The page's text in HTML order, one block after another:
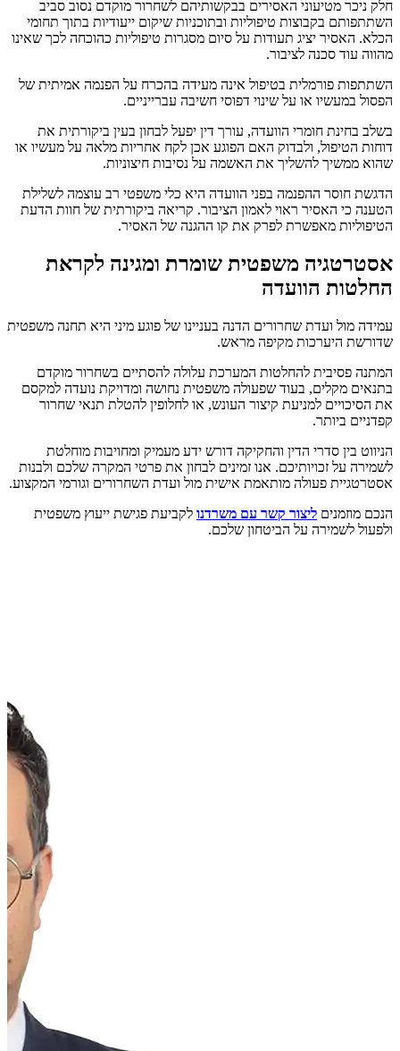
חלק ניכר מטיעוני האסירים בבקשותיהם לשחרור מוקדם נסוב סביב
השתתפותם בקבוצות טיפוליות ובתוכניות שיקום ייעודיות בתוך תחומי
הכלא. האסיר יציג תעודות על סיום מסגרות טיפוליות כהוכחה לכך שאינו
מהווה עוד סכנה לציבור.
השתתפות פורמלית בטיפול אינה מעידה בהכרח על הפנמה אמיתית של
הפסול במעשיו או על שינוי דפוסי חשיבה עברייניים.
בשלב בחינת חומרי הוועדה, עורך דין יפעל לבחון בעין ביקורתית את
דוחות הטיפול, ולבדוק האם הפוגע אכן לקח אחריות מלאה על מעשיו או
שהוא ממשיך להשליך את האשמה על נסיבות חיצוניות.
הדגשת חוסר ההפנמה בפני הוועדה היא כלי משפטי רב עוצמה לשלילת
הטענה כי האסיר ראוי לאמון הציבור. קריאה ביקורתית של חוות הדעת
הטיפוליות מאפשרת לפרק את קו ההגנה של האסיר.
אסטרטגיה משפטית שומרת ומגינה לקראת
החלטות הוועדה
עמידה מול ועדת שחרורים הדנה בעניינו של פוגע מיני היא תחנה משפטית
שדורשת היערכות מקיפה מראש.
המתנה פסיבית להחלטות המערכת עלולה להסתיים בשחרור מוקדם
בתנאים מקלים, בעוד שפעולה משפטית נחושה ומדויקת נועדה למקסם
את הסיכויים למניעת קיצור העונש, או לחלופין להטלת תנאי שחרור
קפדניים ביותר.
הניווט בין סדרי הדין והחקיקה דורש ידע מעמיק ומחויבות מוחלטת
לשמירה על זכויותיכם. אנו זמינים לבחון את פרטי המקרה שלכם ולבנות
אסטרטגיית פעולה מותאמת אישית מול ועדת השחרורים וגורמי המקצוע.
הנכם מוזמנים ליצור קשר עם משרדנו לקביעת פגישת ייעוץ משפטית
ולפעול לשמירה על הביטחון שלכם.